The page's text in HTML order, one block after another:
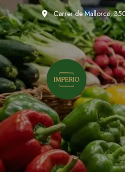
Carrer de Mallorca,